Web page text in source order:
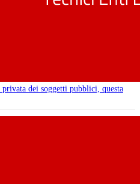
dei soggetti pubblici, questa